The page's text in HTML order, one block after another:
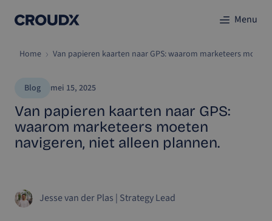
Menu
Home Van papieren kaarten naar GPS: waarom marketeers
Blog mei 15, 2025
Van papieren kaarten naar GPS:
waarom marketeers moeten
navigeren, niet alleen plannen.
Jesse van der Plas | Strategy Lead